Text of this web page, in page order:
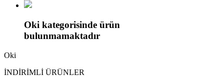
Oki kategorisinde ürün
bulunmamaktadır
Oki
İNDİRİMLİ ÜRÜNLER